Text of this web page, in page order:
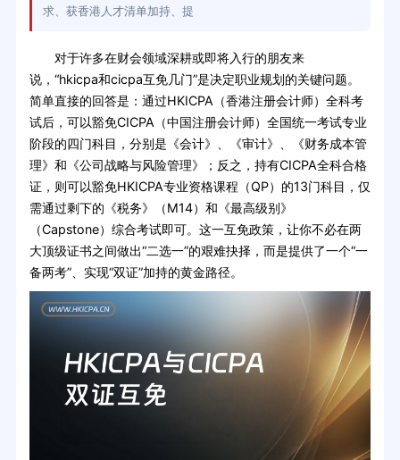
求、获香港人才清单加持、提
对于许多在财会领域深耕或即将入行的朋友来
说，“hkicpa和cicpa互免几门”是决定职业规划的关键问题。
简单直接的回答是：通过HKICPA（香港注册会计师）全科考
试后，可以豁免CICPA（中国注册会计师）全国统一考试专业
阶段的四门科目，分别是《会计》、《审计》、《财务成本管
理》和《公司战略与风险管理》；反之，持有CICPA全科合格
证，则可以豁免HKICPA专业资格课程（QP）的13门科目，仅
需通过剩下的《税务》（M14）和《最高级别》
（Capstone）综合考试即可。这一互免政策，让你不必在两
大顶级证书之间做出“二选一”的艰难抉择，而是提供了一个“一
备两考”、实现“双证”加持的黄金路径。